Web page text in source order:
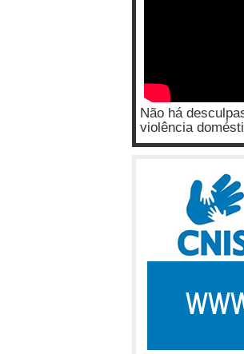
Não há
violência